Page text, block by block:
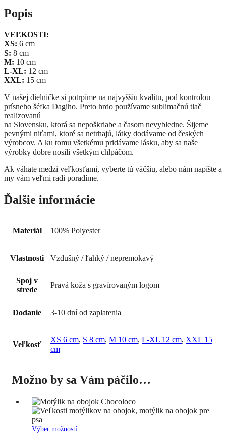
Popis
VEĽKOSTI:
XS: 6 cm
S: 8 cm
M: 10 cm
L-XL: 12 cm
XXL: 15 cm
V našej dielničke si potrpíme na najvyššiu kvalitu, pod kontrolou
prísneho šéfka Dagiho. Preto hrdo používame sublimačnú tlač
realizovanú
na Slovensku, ktorá sa nepoškriabe a časom nevybledne. Šijeme
pevnými niťami, ktoré sa netrhajú, látky dodávame od českých
výrobcov. A ku tomu všetkému pridávame lásku, aby sa naše
výrobky dobre nosili všetkým chlpáčom.
Ak váhate medzi veľkosťami, vyberte tú väčšiu, alebo nám napíšte a
my vám veľmi radi poradíme.
Ďalšie informácie
Materiál 100% Polyester
Vlastnosti Vzdušný / ľahký / nepremokavý
Spoj v
strede
Pravá koža s gravírovaným logom
Dodanie 3-10 dní od zaplatenia
Veľkosť
XS 6 cm, S 8 cm, M 10 cm, L-XL 12 cm, XXL 15
cm
Možno by sa Vám páčilo…
Výber možnostíTento